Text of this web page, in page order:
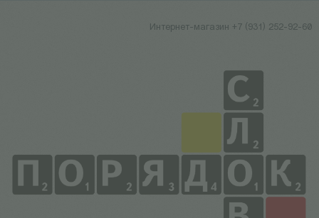
Интернет-магазин +7 (931) 252-92-60